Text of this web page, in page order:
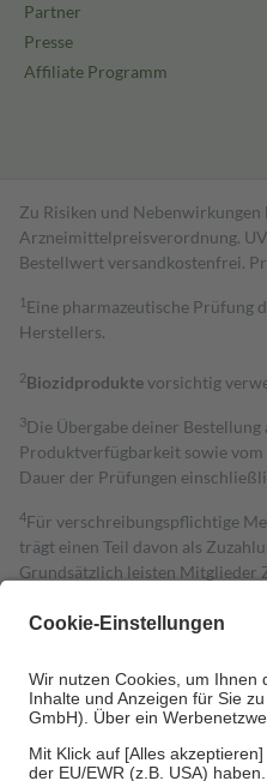
Partner
Presse
Affiliate Programm
Zu Risiken und
Arzneimittelpreisverordnung.
Bestell­wert versand­kosten­frei.
1 Eine pharmazeutische Prüfung
Herstellers.
2Biozidproduktevorsichtig
3Die Übergabe deiner
Produktverfügbarkeit sowie
Dauer der Prüfungen
4Für verschreibungspflichtige
trägt einen Teil davon als
Grundsätzlich leisten Mitglieder
Diese Regeln gelten
Um das Engagement der
• Kindern und Jugendlichen bis
• Untersuchungen zur
• empfohlenen Schutzimpfungen
• Harn- und Blutteststreifen